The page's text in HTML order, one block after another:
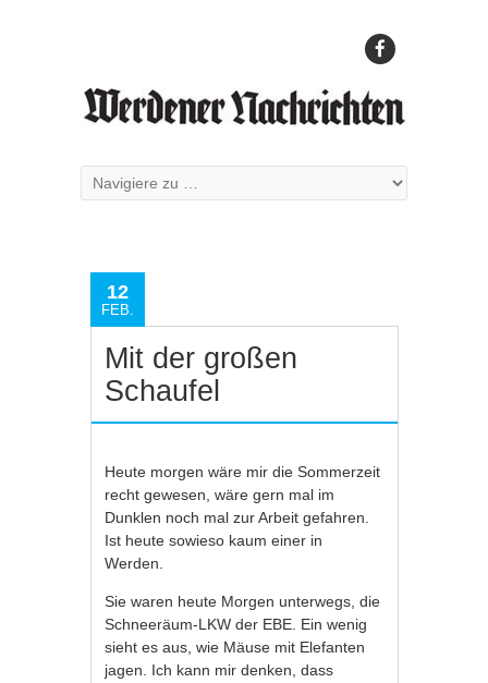
12
FEB.
Mit der großen
Schaufel
Heute morgen wäre mir die Sommerzeit
recht gewesen, wäre gern mal im
Dunklen noch mal zur Arbeit gefahren.
Ist heute sowieso kaum einer in
Werden.
Sie waren heute Morgen unterwegs, die
Schneeräum-LKW der EBE. Ein wenig
sieht es aus, wie Mäuse mit Elefanten
jagen. Ich kann mir denken, dass